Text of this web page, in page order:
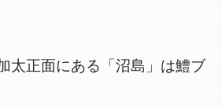
太正面にある「沼島」は鱧ブ